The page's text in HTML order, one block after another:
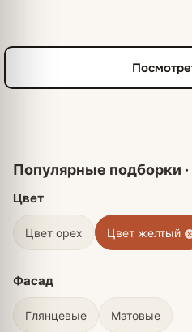
Цвет
Цвет орех Цвет желтый
Фасад
Глянцевые Матовые